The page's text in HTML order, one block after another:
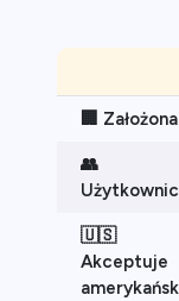
🏢 Założona
👥
🇺🇸
Akceptuje